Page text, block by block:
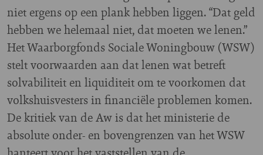
niet ergens op een plank hebben liggen. “Dat geld
hebben we helemaal niet, dat moeten we lenen.”
Het Waarborgfonds Sociale Woningbouw (WSW)
stelt voorwaarden aan dat lenen wat betreft
solvabiliteit en liquiditeit om te voorkomen dat
volkshuisvesters in financiële problemen komen.
De kritiek van de Aw is dat het ministerie de
absolute onder- en bovengrenzen van het WSW